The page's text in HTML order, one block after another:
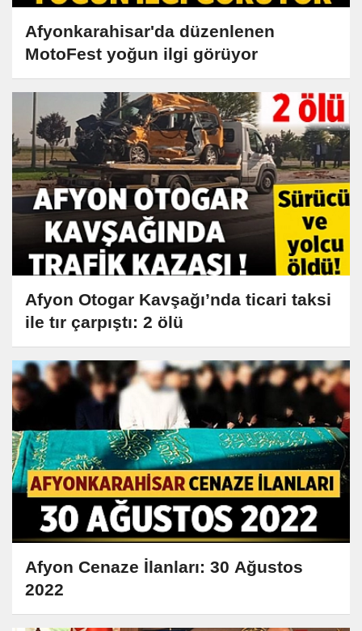
Afyonkarahisar'da düzenlenen
MotoFest yoğun ilgi görüyor
Afyon Otogar Kavşağı’nda ticari taksi
ile tır çarpıştı: 2 ölü
Afyon Cenaze İlanları: 30 Ağustos
2022